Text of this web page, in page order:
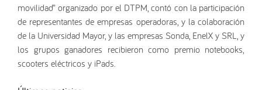
movilidad” organizado por el DTPM, contó con la participación
de representantes de empresas operadoras, y la colaboración
de la Universidad Mayor, y las empresas Sonda, EnelX y SRL, y
los grupos ganadores recibieron como premio notebooks,
scooters eléctricos y iPads.